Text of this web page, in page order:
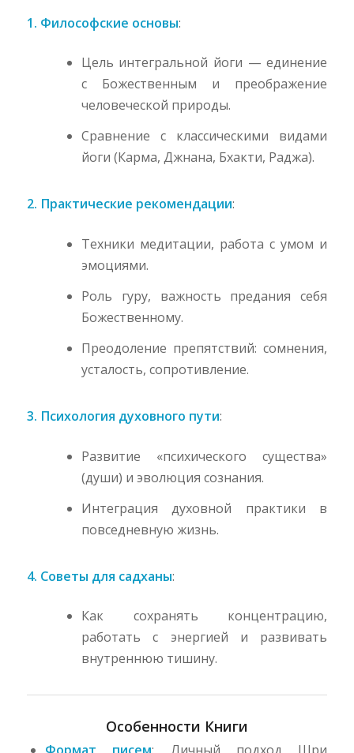
1. Философские основы:
Цель интегральной йоги — единение
с Божественным и преображение
человеческой природы.
Сравнение с классическими видами
йоги (Карма, Джнана, Бхакти, Раджа).
2. Практические рекомендации:
Техники медитации, работа с умом и
эмоциями.
Роль гуру, важность предания себя
Божественному.
Преодоление препятствий: сомнения,
усталость, сопротивление.
3. Психология духовного пути:
Развитие «психического существа»
(души) и эволюция сознания.
Интеграция духовной практики в
повседневную жизнь.
4. Советы для садханы:
Как сохранять концентрацию,
работать с энергией и развивать
внутреннюю тишину.
Особенности Книги